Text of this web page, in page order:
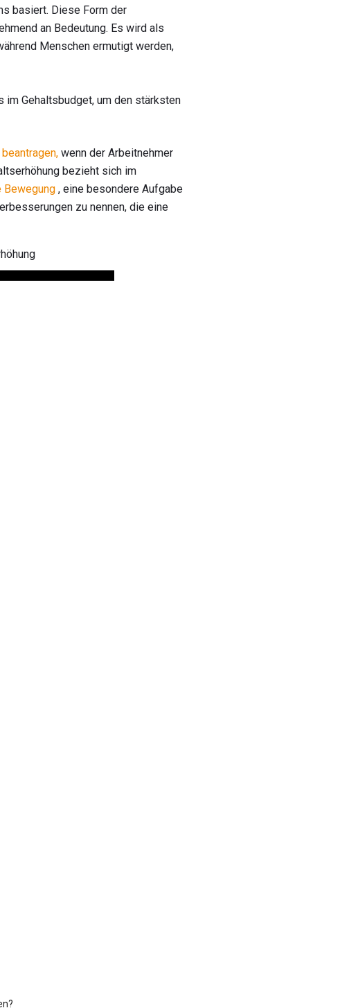
basiert. Diese Form der
an Bedeutung. Es wird als
Menschen ermutigt werden,
im Gehaltsbudget, um den stärksten
wenn der Arbeitnehmer
bezieht sich im
Bewegung , eine besondere Aufgabe
zu nennen, die eine